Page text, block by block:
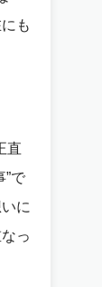
も
直
”で
に
っ